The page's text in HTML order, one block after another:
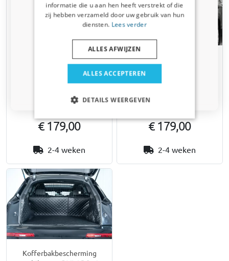
Kofferbakbescherming
geschikt voor BMW 5 Serie
Starliner - grijs
€ 179,00
2-4 weken
Kofferbakbescherming
geschikt voor BMW 5 Serie
Starliner - zwart
€ 179,00
2-4 weken
Kofferbakbescherming
informatie die u aan hen heeft verstrekt of die
zij hebben verzameld door uw gebruik van hun
diensten. Lees verder
ALLES ACCEPTEREN
ALLES AFWIJZEN
DETAILS WEERGEVEN
Auto
Huisdier